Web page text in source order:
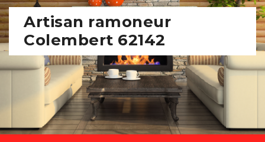
Artisan ramoneur
Colembert 62142